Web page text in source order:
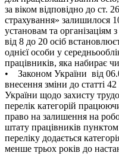
за віком відповідно до ст.
страхування» залишилося
установам та організаціям
від 8 до 20 осіб
однієї особи у
працівників, яка набирає
• Законом України від
внесення зміни до статті
України щодо захисту
перелік категорій
право на залишення на
штату працівників
переліку додається
менше трьох років до